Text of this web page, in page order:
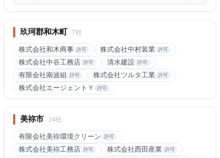
玖珂郡和木町 7社
株式会社和木商事 許可 株式会社中村装業 許可
株式会社中谷工務店 許可 清水建設 許可
有限会社南波組 許可 株式会社ツルタ工業 許可
株式会社エージェントＹ 許可
美祢市 24社
有限会社美祢環境クリーン 許可
株式会社美祢工務店 許可 株式会社西田産業 許可